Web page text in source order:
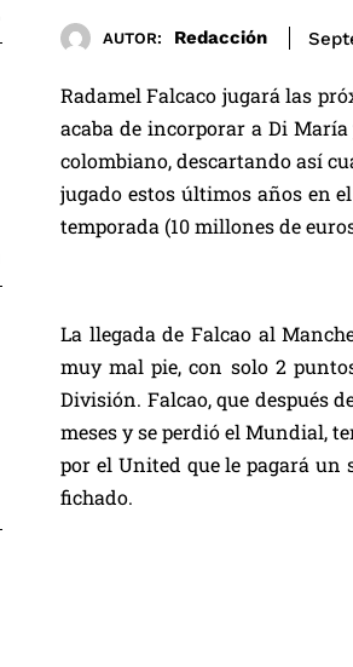
AUTOR: Redacción
Radamel Falcaco jugará las
acaba de incorporar a Di
colombiano, descartando así
jugado estos últimos años en
temporada (10 millones de
La llegada de Falcao al
muy mal pie, con solo 2
División. Falcao, que después
meses y se perdió el Mundial,
por el United que le pagará un
fichado.